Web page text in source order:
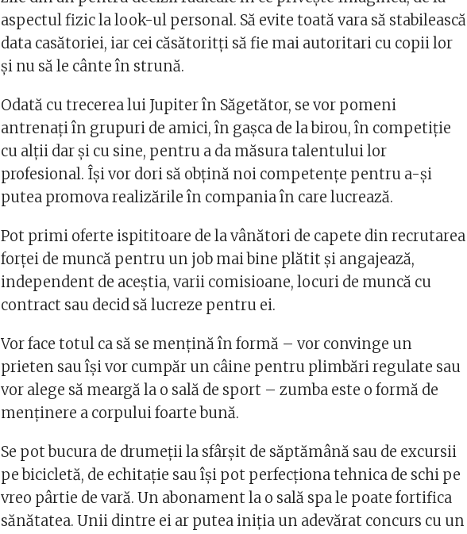
aspectul fizic la look-ul personal. Să evite toată vara să stabilească
data casătoriei, iar cei căsătoritţi să fie mai autoritari cu copii lor
și nu să le cânte în strună.
Odată cu trecerea lui Jupiter în Săgetător, se vor pomeni
antrenaţi în grupuri de amici, în gaşca de la birou, în competiţie
cu alţii dar şi cu sine, pentru a da măsura talentului lor
profesional. Îşi vor dori să obţină noi competențe pentru a-şi
putea promova realizările în compania în care lucrează.
Pot primi oferte ispititoare de la vânători de capete din recrutarea
forţei de muncă pentru un job mai bine plătit și angajează,
independent de aceştia, varii comisioane, locuri de muncă cu
contract sau decid să lucreze pentru ei.
Vor face totul ca să se menţină în formă – vor convinge un
prieten sau îşi vor cumpăr un câine pentru plimbări regulate sau
vor alege să meargă la o sală de sport – zumba este o formă de
menţinere a corpului foarte bună.
Se pot bucura de drumeţii la sfârșit de săptămână sau de excursii
pe bicicletă, de echitaţie sau îşi pot perfecționa tehnica de schi pe
vreo pârtie de vară. Un abonament la o sală spa le poate fortifica
sănătatea. Unii dintre ei ar putea iniţia un adevărat concurs cu un